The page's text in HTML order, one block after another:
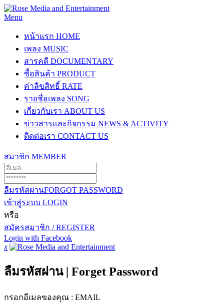
Menu
หน้าแรก HOME
เพลง MUSIC
สารคดี DOCUMENTARY
ซื้อสินค้า PRODUCT
ค่าลิขสิทธิ์ RATE
รายชื่อเพลง SONG
เกี่ยวกับเรา ABOUT US
ข่าวสารและกิจกรรม NEWS & ACTIVITY
ติดต่อเรา CONTACT US
สมาชิก MEMBER
ลืมรหัสผ่านFORGOT PASSWORD
เข้าสู่ระบบ LOGIN
หรือ
สมัครสมาชิก / REGISTER
Login with Facebook
x
ลืมรหัสผ่าน | Forget Password
กรอกอีเมลของคุณ : EMAIL